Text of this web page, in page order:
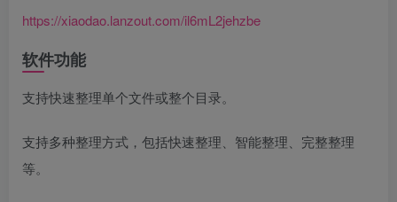
https://xiaodao.lanzout.com/il6mL2jehzbe
软件功能
支持快速整理单个文件或整个目录。
支持多种整理方式，包括快速整理、智能整理、完整整理
等。